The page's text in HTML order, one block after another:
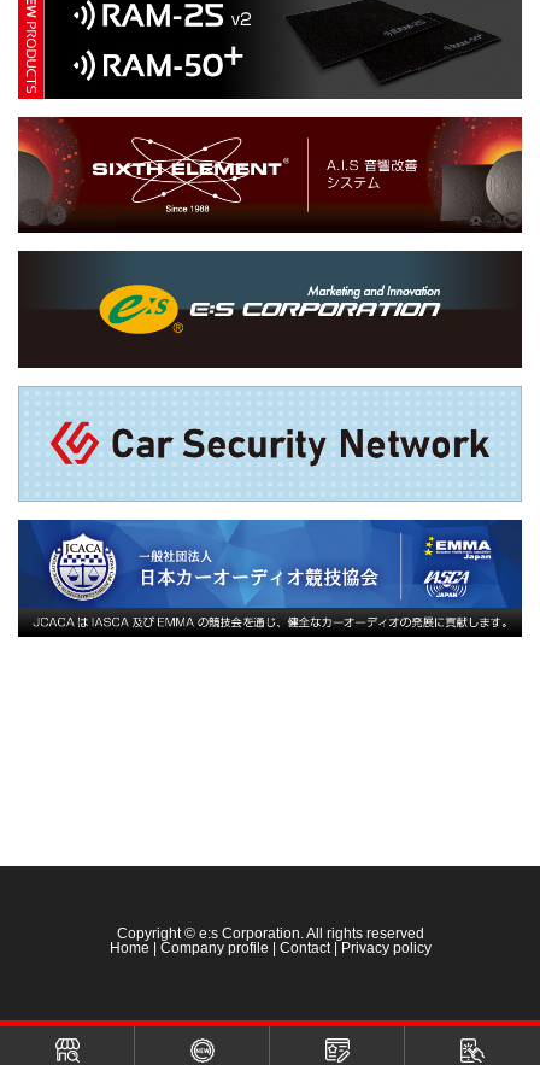
Copyright © e:s Corporation. All rights reserved
Home
Company profile Contact| Privacy policy